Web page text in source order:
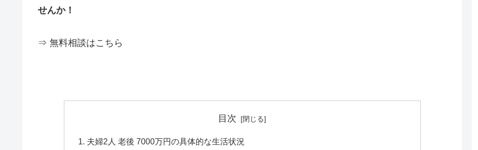
せんか！
⇒ 無料相談はこちら
目次
夫婦2人 老後 7000万円の具体的な生活状況